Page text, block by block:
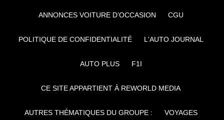
ANNONCES VOITURE D’OCCASION CGU
POLITIQUE DE CONFIDENTIALITÉ L'AUTO JOURNAL
AUTO PLUS F1I
CE SITE APPARTIENT À REWORLD MEDIA
AUTRES THÉMATIQUES DU GROUPE : VOYAGES